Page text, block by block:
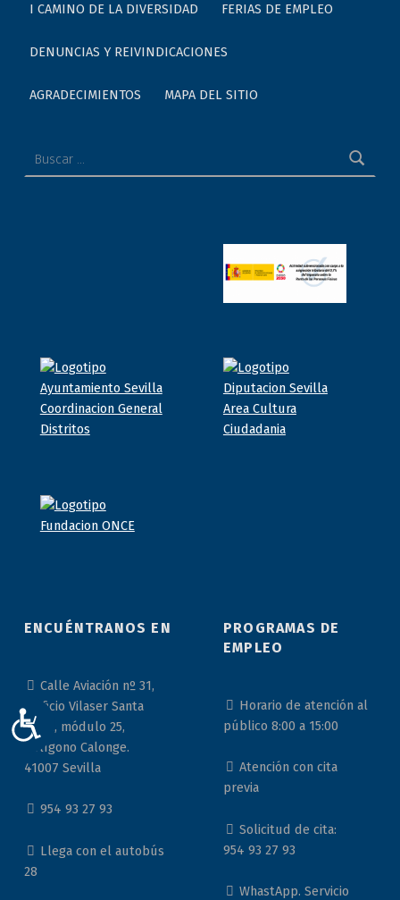
ACCESIBILIDAD
I CAMINO DE LA DIVERSIDAD FERIAS DE EMPLEO
DENUNCIAS Y REIVINDICACIONES
AGRADECIMIENTOS MAPA DEL SITIO
ENCUÉNTRANOS EN
Calle Aviación nº 31,
Edificio Vilaser Santa
Justa, módulo 25,
Polígono Calonge.
41007 Sevilla
954 93 27 93
Llega con el autobús
28
PROGRAMAS DE
EMPLEO
Horario de atención al
público 8:00 a 15:00
Atención con cita
previa
Solicitud de cita:
954 93 27 93
WhastApp. Servicio